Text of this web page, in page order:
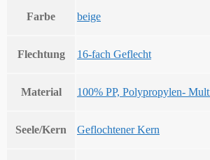
Farbe beige
Flechtung 16-fach Geflecht
Material 100% PP, Polypropylen-
Seele/Kern Geflochtener Kern